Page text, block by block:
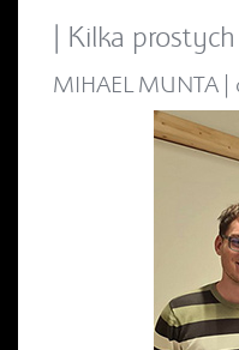
| Kilka
MIHAEL MUNTA